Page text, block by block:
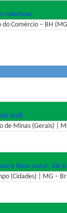
reformas
Comércio – BH
Kalil
de Minas (Gerais) |
e tirou sono', diz
(Cidades) | MG –